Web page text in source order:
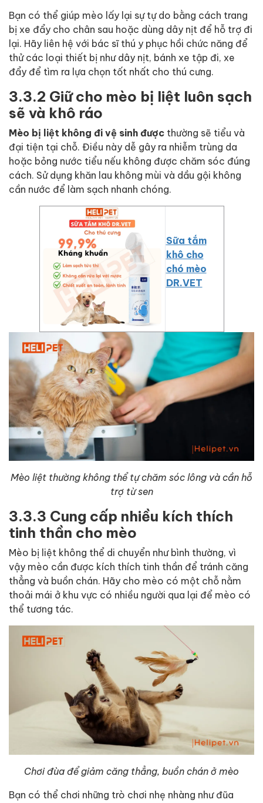
Bạn có thể giúp mèo lấy lại sự tự do bằng cách trang
bị xe đẩy cho chân sau hoặc dùng dây nịt để hỗ trợ đi
lại. Hãy liên hệ với bác sĩ thú y phục hồi chức năng để
thử các loại thiết bị như dây nịt, bánh xe tập đi, xe
đẩy để tìm ra lựa chọn tốt nhất cho thú cưng.
3.3.2 Giữ cho mèo bị liệt luôn sạch
sẽ và khô ráo
Mèo bị liệt không đi vệ sinh được thường sẽ tiểu và
đại tiện tại chỗ. Điều này dễ gây ra nhiễm trùng da
hoặc bỏng nước tiểu nếu không được chăm sóc đúng
cách. Sử dụng khăn lau không mùi và dầu gội không
cần nước để làm sạch nhanh chóng.
Sữa tắm
khô cho
chó mèo
DR.VET
Mèo liệt thường không thể tự chăm sóc lông và cần hỗ
trợ từ sen
3.3.3 Cung cấp nhiều kích thích
tinh thần cho mèo
Mèo bị liệt không thể di chuyển như bình thường, vì
vậy mèo cần được kích thích tinh thần để tránh căng
thẳng và buồn chán. Hãy cho mèo có một chỗ nằm
thoải mái ở khu vực có nhiều người qua lại để mèo có
thể tương tác.
Chơi đùa để giảm căng thẳng, buồn chán ở mèo
Bạn có thể chơi những trò chơi nhẹ nhàng như đũa